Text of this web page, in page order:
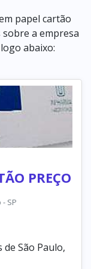
papel cartão
a empresa
abaixo:
PREÇO
SP
São Paulo,